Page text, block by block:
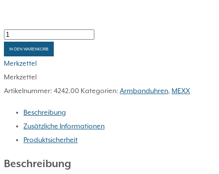
MEXX
Herren-
Uhr
4242
Menge
IN DEN WARENKORB
Merkzettel
Merkzettel
Artikelnummer: 4242.00 Kategorien: Armbanduhren, MEXX
Beschreibung
Zusätzliche Informationen
Produktsicherheit
Beschreibung